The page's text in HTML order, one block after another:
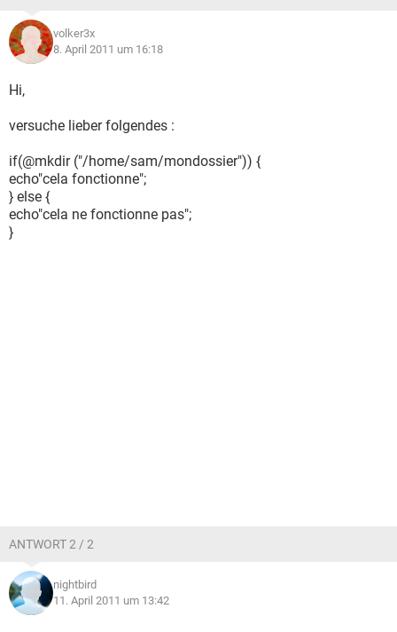
volker3x
8. April 2011 um 16:18
Hi,
versuche lieber folgendes :
if(@mkdir ("/home/sam/mondossier")) {
echo"cela fonctionne";
} else {
echo"cela ne fonctionne pas";
}
ANTWORT 2 / 2
nightbird
11. April 2011 um 13:42